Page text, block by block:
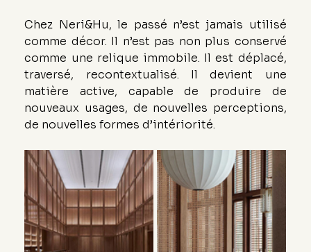
Chez Neri&Hu, le passé n’est jamais utilisé
comme décor. Il n’est pas non plus conservé
comme une relique immobile. Il est déplacé,
traversé, recontextualisé. Il devient une
matière active, capable de produire de
nouveaux usages, de nouvelles perceptions,
de nouvelles formes d’intériorité.